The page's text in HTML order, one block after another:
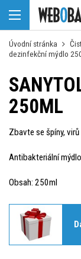
Úvodní stránka
dezinfekční mýdlo
250ML
Zbavte se špíny,
Antibakteriální
Obsah: 250ml